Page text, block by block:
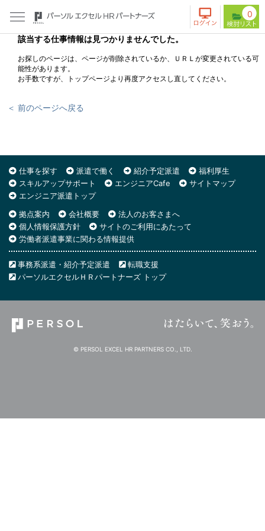
0
該当する仕事情報は見つかりませんでした。
お探しのページは、ページが削除されているか、ＵＲＬが変更されている可
能性があります。
お手数ですが、トップページより再度アクセスし直してください。
＜ 前のページへ戻る
仕事を探す 派遣で働く 紹介予定派遣
福利厚生
スキルアップサポート
エンジニアCafe
サイトマップ
エンジニア派遣トップ
拠点案内
会社概要
法人のお客さまへ
個人情報保護方針
サイトのご利用にあたって
労働者派遣事業に関わる情報提供
事務系派遣・紹介予定派遣
転職支援
パーソルエクセルＨＲパートナーズ トップ
© PERSOL EXCEL HR PARTNERS CO., LTD.